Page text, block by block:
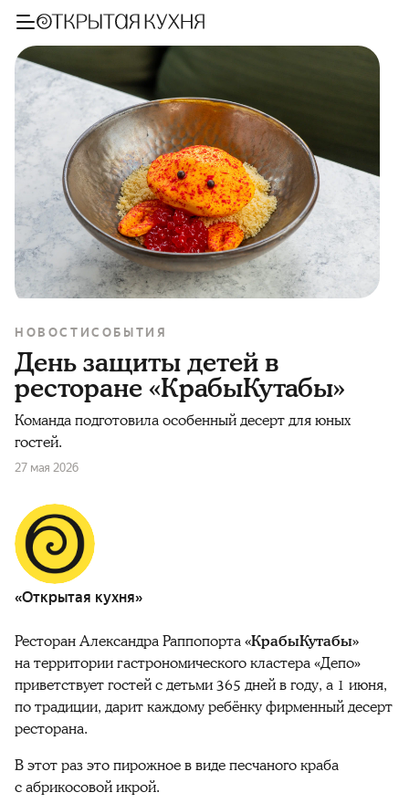
НОВОСТИСОБЫТИЯ
День защиты детей в
ресторане «КрабыКутабы»
Команда подготовила особенный десерт для юных
гостей.
27 мая 2026
«Открытая кухня»
Ресторан Александра Раппопорта«КрабыКутабы»
на территории гастрономического кластера «Депо»
приветствует гостей с детьми 365 дней в году, а 1 июня,
по традиции, дарит каждому ребёнку фирменный десерт
ресторана.
В этот раз это пирожное в виде песчаного краба
с абрикосовой икрой.